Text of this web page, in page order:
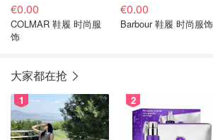
€0.00
COLMAR 鞋履 时尚服
饰
€0.00
Barbour 鞋履 时尚服饰
大家都在抢
1 2